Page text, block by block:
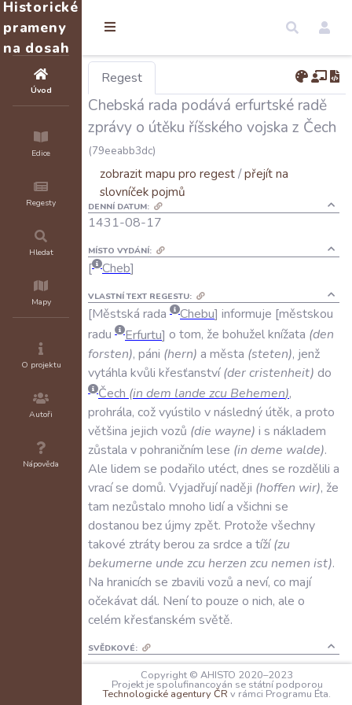
Historické
prameny
na dosah
Úvod
Edice
Regesty
Hledat
Mapy
O projektu
Autoři
Nápověda
Regest
Chebská rada podává erfurtské radě
zprávy o útěku říšského vojska z Čech
(79eeabb3dc)
zobrazit mapu pro regest/přejít na
slovníček pojmů
DENNÍ DATUM:
1431-08-17
MÍSTO VYDÁNÍ:
Cheb
VLASTNÍ TEXT REGESTU:
Městská rada Chebu informuje městskou
radu
Erfurtu o tom, že bohuželknížata (den
forsten), páni (hern) a města (steten), jenž
vytáhla kvůli křesťanství(dercristenheit) do
Čech (in dem lande zcu Behemen),
prohrála, cožvyústilo vnáslednýútěk, a proto
většina jejich vozů (die wayne) i s nákladem
zůstala vpohraničním lese (in deme walde).
Ale lidem se podařilo utéct, dnes se rozdělili a
vracíse domů. Vyjadřujínaději (hoffen wir), že
tam nezůstalo mnoho lidía všichni se
dostanou bezújmy zpět. Protože všechny
takové ztrátyberou za srdce a tíží(zu
bekumerne unde zcuherzen zcunemen ist).
Na hranicích se zbavili vozů a neví, co mají
očekávatdál. Neníto pouze o nich, ale o
celém křesťanském světě.
SVĚDKOVÉ:
N/A
PEČETI:
Copyright © AHISTO 2020–2023
Projekt je spolufinancován se státní podporou
Technologické agentury ČR v rámci Programu Éta.